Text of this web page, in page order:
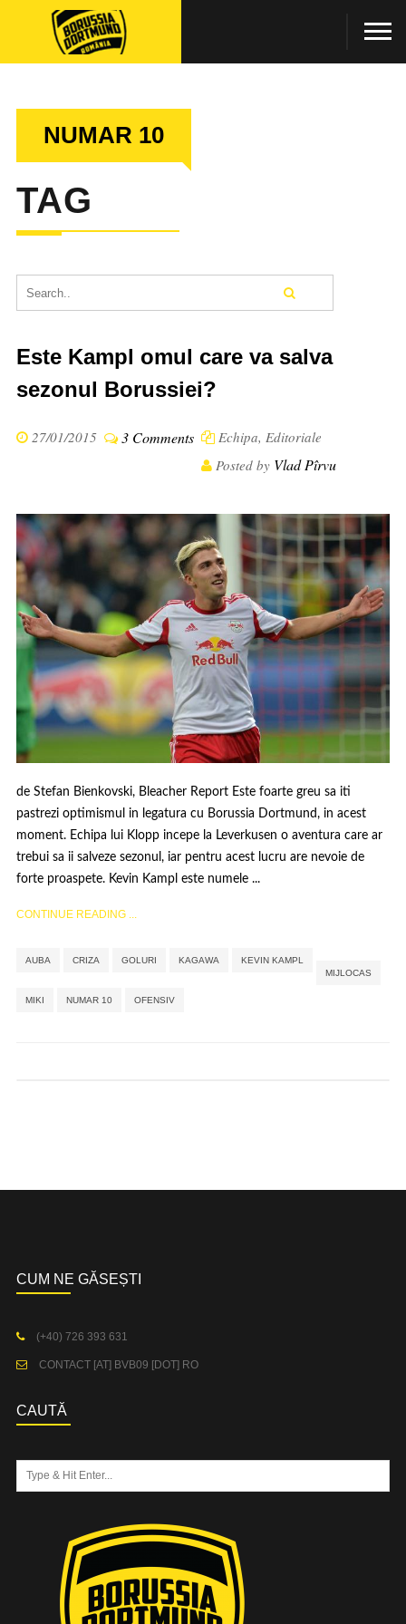
NUMAR 10
TAG
Este Kampl omul care va salva
sezonul Borussiei?
27/01/2015 3 Comments Echipa, Editoriale
Posted by Vlad Pîrvu
de Stefan Bienkovski, Bleacher Report Este foarte greu sa iti
pastrezi optimismul in legatura cu Borussia Dortmund, in acest
moment. Echipa lui Klopp incepe la Leverkusen o aventura care ar
trebui sa ii salveze sezonul, iar pentru acest lucru are nevoie de
forte proaspete. Kevin Kampl este numele ...
CONTINUE READING ...
AUBA CRIZA GOLURI KAGAWA KEVIN KAMPL
MIJLOCAS
MIKI NUMAR 10 OFENSIV
CUM NE GĂSEȘTI
(+40) 726 393 631
CONTACT [AT] BVB09 [DOT] RO
CAUTĂ